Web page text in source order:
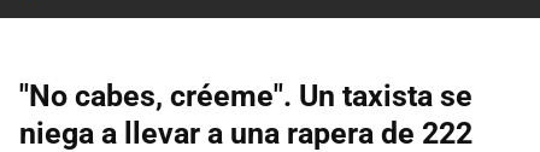
"No cabes, créeme". Un taxista se
niega a llevar a una rapera de 222